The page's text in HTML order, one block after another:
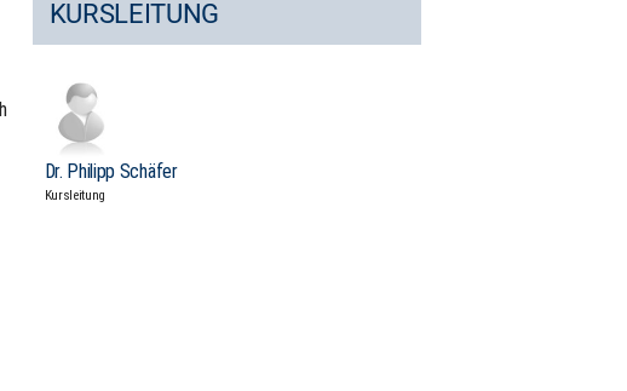
KURSLEITUNG
Dr. Philipp Schäfer
Kursleitung